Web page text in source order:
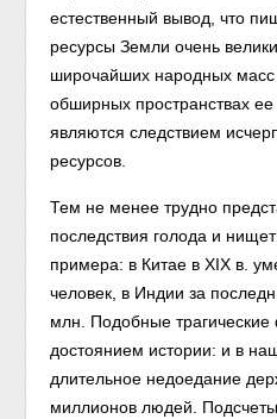
естественный вывод, что
ресурсы Земли очень
широчайших народных
обширных пространствах
являются следствием
ресурсов.
Тем не менее трудно
последствия голода и
примера: в Китае в XIX в.
человек, в Индии за
млн. Подобные
достоянием истории: и в
длительное недоедание
миллионов людей.